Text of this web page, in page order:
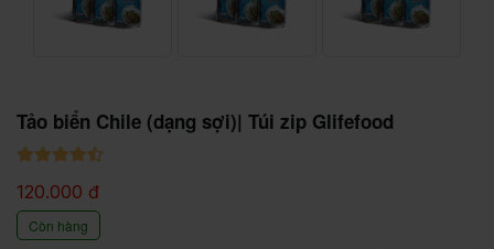
Tảo biển Chile (dạng sợi)| Túi zip Glifefood
120.000 đ
Còn hàng